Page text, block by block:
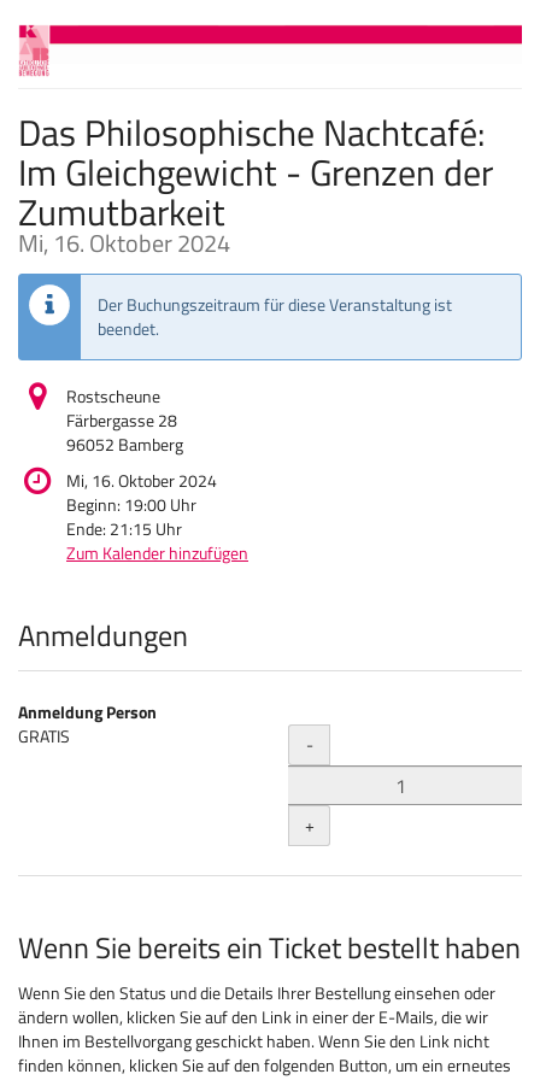
Zum
Haupt-
Inhalt
Das Philosophische Nachtcafé:
Im Gleichgewicht - Grenzen der
Zumutbarkeit
Mi, 16. Oktober 2024
Der Buchungszeitraum für diese Veranstaltung ist
beendet.
Rostscheune
Färbergasse 28
96052 Bamberg
Mi, 16. Oktober 2024
Beginn: 19:00Uhr
Ende: 21:15 Uhr
Zum Kalender hinzufügen
Produkte
Anmeldungen
Anmeldung Person
GRATIS
Menge
-
+
Wenn Sie bereits ein Ticket bestellt haben
Wenn Sie den Status und die Details Ihrer Bestellung einsehen oder
ändern wollen, klicken Sie auf den Link in einer der E-Mails, die wir
Ihnen im Bestellvorgang geschickt haben. Wenn Sie den Link nicht
finden können, klicken Sie auf den folgenden Button, um ein erneutes